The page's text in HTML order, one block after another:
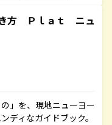
方 Ｐｌａｔ ニュ
」を、現地ニューヨー
ィなガイドブック。